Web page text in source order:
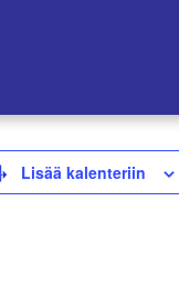
Lisää kalenteriin